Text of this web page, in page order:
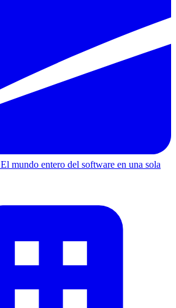
El mundo entero del software en una sola